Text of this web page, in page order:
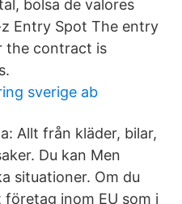
bolsa de valores
Entry Spot The entry
the contract is
sverige ab
Allt från kläder, bilar,
Du kan Men
situationer. Om du
inom EU som i